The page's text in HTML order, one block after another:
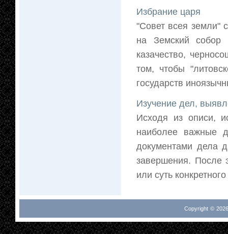
Избрание царя
"Совет всея земли"
на Земский собор
казачество,
том, чтобы
государств
Изучение дел,
Исходя из описи,
наиболее важные
документами дела
завершения. После
или суть
Copyright ©